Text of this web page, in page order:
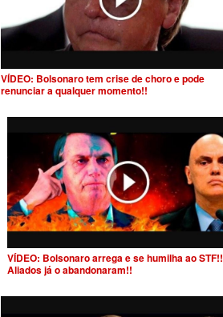
VÍDEO: Bolsonaro tem crise de choro e pode
renunciar a qualquer momento!!
VÍDEO: Bolsonaro arrega e se humilha ao STF!!
Aliados já o abandonaram!!